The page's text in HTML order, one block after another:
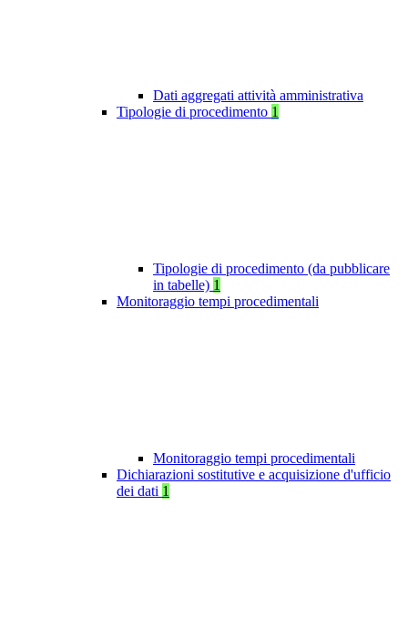
Dati aggregati attività amministrativa
Tipologie di procedimento 1
Tipologie di procedimento (da pubblicare
in tabelle) 1
Monitoraggio tempi procedimentali
Monitoraggio tempi procedimentali
Dichiarazioni sostitutive e acquisizione d'ufficio
dei dati 1